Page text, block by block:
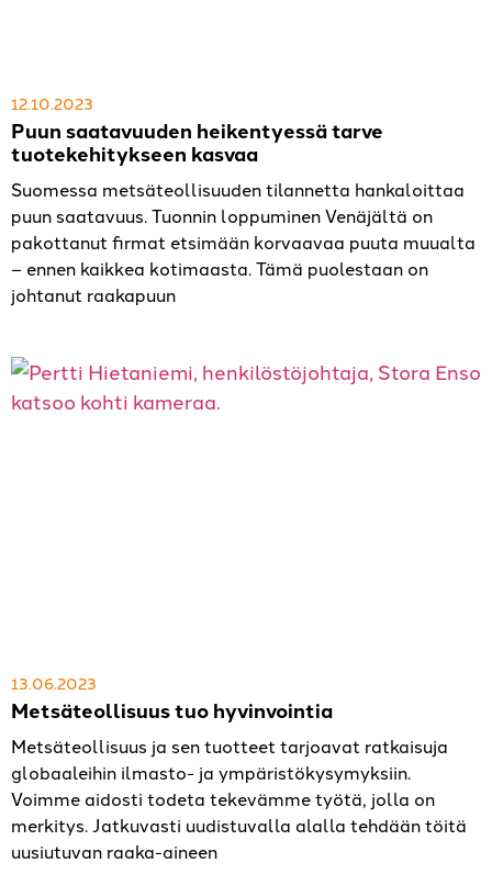
Puun saatavuuden heikentyessä tarve
tuotekehitykseen kasvaa
12.10.2023
Suomessa metsäteollisuuden tilannetta hankaloittaa
puun saatavuus. Tuonnin loppuminen Venäjältä on
pakottanut firmat etsimään korvaavaa puuta muualta
– ennen kaikkea kotimaasta. Tämä puolestaan on
johtanut raakapuun
Metsäteollisuus tuo hyvinvointia
13.06.2023
Metsäteollisuus ja sen tuotteet tarjoavat ratkaisuja
globaaleihin ilmasto- ja ympäristökysymyksiin.
Voimme aidosti todeta tekevämme työtä, jolla on
merkitys. Jatkuvasti uudistuvalla alalla tehdään töitä
uusiutuvan raaka-aineen